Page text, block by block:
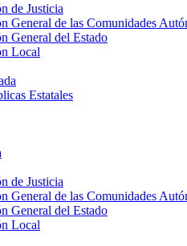
de Justicia
General de las Comunidades
General del Estado
Local
Estatales
de Justicia
General de las Comunidades
General del Estado
Local